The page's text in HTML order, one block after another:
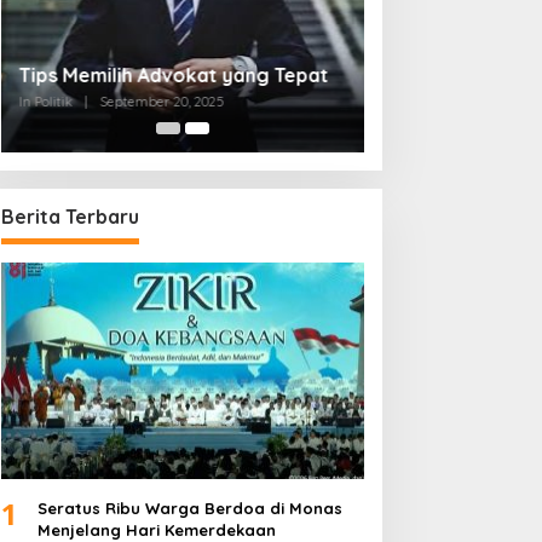
Tips Memilih Advokat yang Tepat
In Politik September 20, 2025
Berita Terbaru
1
Seratus Ribu Warga Berdoa di Monas
Menjelang Hari Kemerdekaan